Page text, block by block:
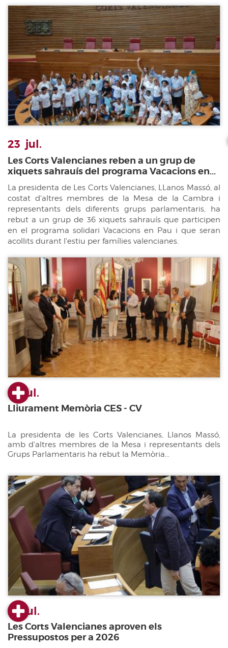
23 jul.
Les Corts Valencianes reben a un grup de
xiquets sahrauís del programa Vacacions en...
La presidenta de Les Corts Valencianes, LLanos Massó, al
costat d'altres membres de la Mesa de la Cambra i
representants dels diferents grups parlamentaris, ha
rebut a un grup de 36 xiquets sahrauís que participen
en el programa solidari Vacacions en Pau i que seran
acollits durant l'estiu per famílies valencianes.
23 jul.
Lliurament Memòria CES - CV
La presidenta de les Corts Valencianes, Llanos Massó,
amb d'altres membres de la Mesa i representants dels
Grups Parlamentaris ha rebut la Memòria...
22 jul.
Les Corts Valencianes aproven els
Pressupostos per a 2026